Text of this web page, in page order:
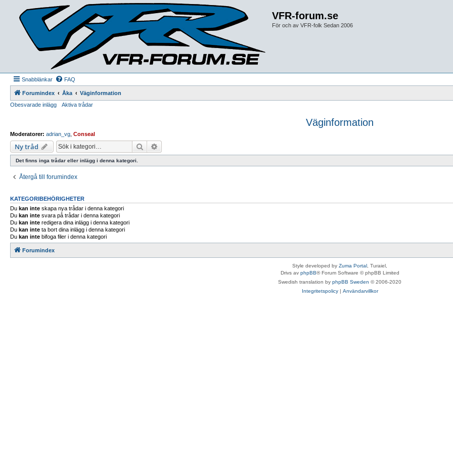
VFR-forum.se
För och av VFR-folk Sedan 2006
Snabblänkar FAQ
Forumindex Åka
Väginformation
Obesvarade inlägg
Aktiva trådar
Väginformation
Moderatorer: adrian_vg Conseal
Ny tråd Sök
Det finns inga trådar eller inlägg i denna kategori.
Återgå till forumindex
KATEGORIBEHÖRIGHETER
Du kan inte skapa nya trådar i denna kategori
Du kan inte svara på trådar i denna kategori
Du kan inte redigera dina inlägg i denna kategori
Du kan inte ta bort dina inlägg i denna kategori
Du kan inte bifoga filer i denna kategori
Forumindex
Style developed by Zuma Portal , Turaiel,
Drivs av phpBB® Forum Software © phpBB Limited
Swedish translation by phpBB Sweden © 2006-2020
Integritetspolicy| Användarvillkor